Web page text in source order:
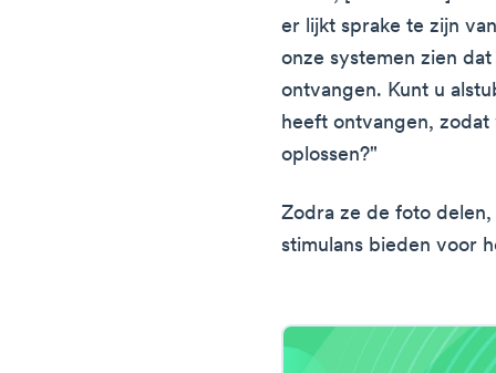
er lijkt sprake te zijn
onze systemen zien
ontvangen. Kunt u
heeft ontvangen,
oplossen?"
Zodra ze de foto
stimulans bieden voor